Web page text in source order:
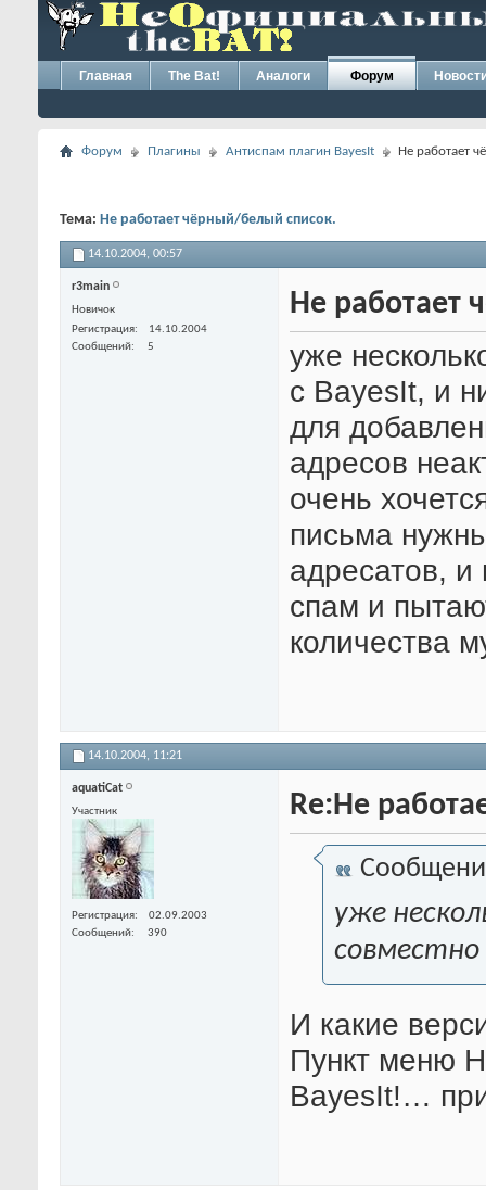
Главная The Bat! Аналоги Форум
Форум Плагины Антиспам плагин BayesIt Не работает
Тема: Не работает чёрный/белый список.
14.10.2004, 00:57
r3main
Новичок
Регистрация
14.10.2004
Сообщений
5
Не работает
уже
с BayesIt, и
для
адресов
очень
письма
адресатов, и
спам и
количества
14.10.2004, 11:21
aquatiCat
Участник
Регистрация
02.09.2003
Сообщений
390
Re:Не
уже
совместно
И какие
Пункт меню
BayesIt!…